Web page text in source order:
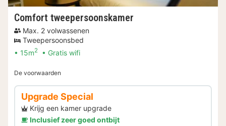
Comfort tweepersoonskamer
Max. 2 volwassenen
Tweepersoonsbed
15m2 Gratis wifi
De voorwaarden
Upgrade Special
Krijg een kamer upgrade
Inclusief zeer goed ontbijt